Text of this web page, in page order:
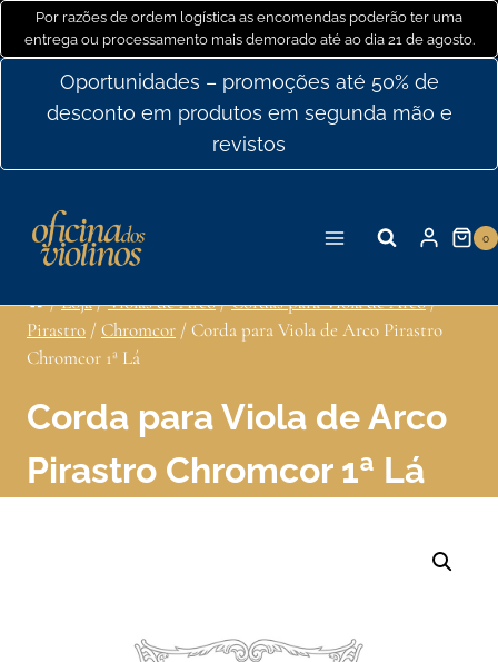
para
conteúdo
Por razões de ordem logística as encomendas poderão ter uma
entrega ou processamento mais demorado até ao dia 21 de agosto.
Oportunidades – promoções até 50% de
desconto em produtos em segunda mão e
revistos
0
/Loja/Violas de Arco/Cordas para Viola de Arco/
Pirastro / Chromcor / Corda para Viola de Arco Pirastro
Chromcor 1ª Lá
Corda para Viola de Arco
Pirastro Chromcor 1ª Lá